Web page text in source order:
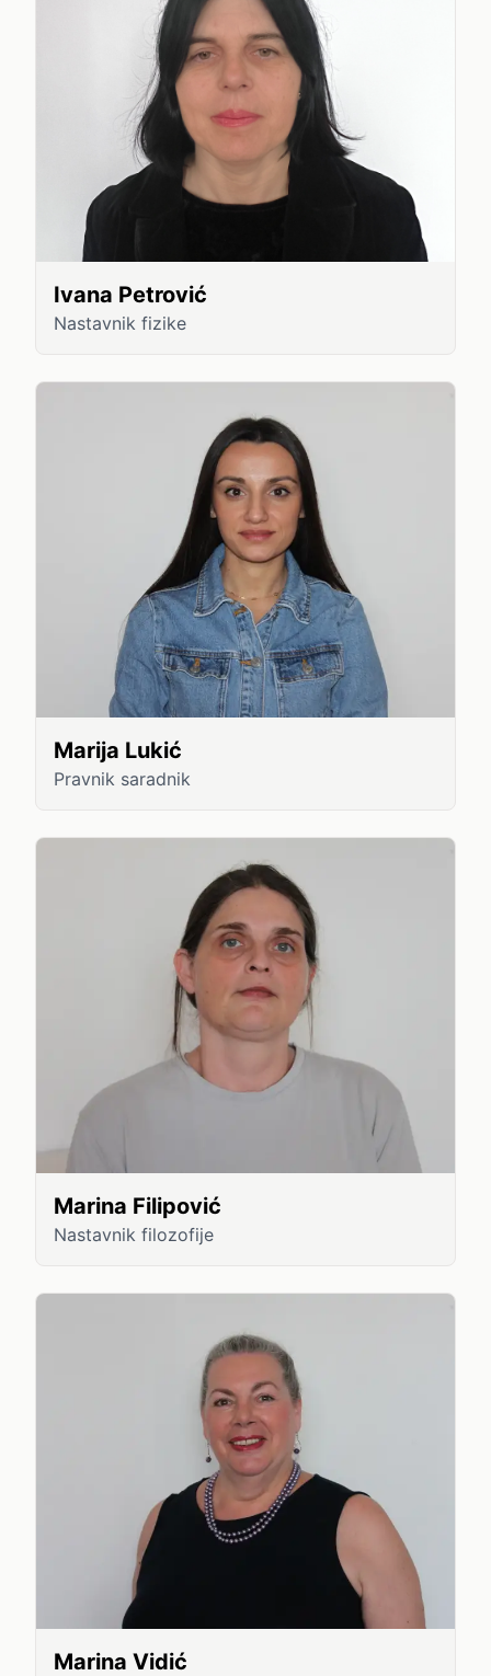
Ivana Petrović
Nastavnik fizike
Marija Lukić
Pravnik saradnik
Marina Filipović
Nastavnik filozofije
Marina Vidić